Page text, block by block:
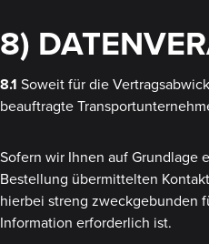
8)
8.1 Soweit für die
beauftragte
Sofern wir Ihnen auf Grundlage
Bestellung übermittelten
hierbei streng zweckgebunden
Information erforderlich ist.